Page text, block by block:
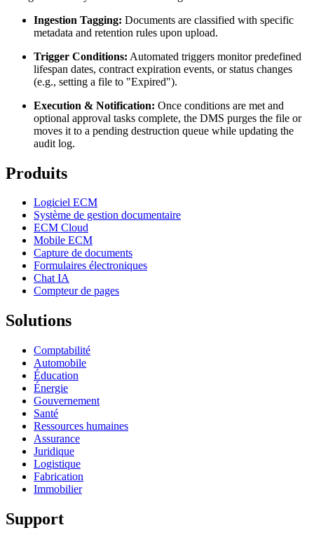
Ingestion Tagging: Documents are classified with specific
metadata and retention rules upon upload.
Trigger Conditions: Automated triggers monitor predefined
lifespan dates, contract expiration events, or status changes
(e.g., setting a file to "Expired").
Execution & Notification: Once conditions are met and
optional approval tasks complete, the DMS purges the file or
moves it to a pending destruction queue while updating the
audit log.
Produits
Logiciel ECM
Système de gestion documentaire
ECM Cloud
Mobile ECM
Capture de documents
Formulaires électroniques
Chat IA
Compteur de pages
Solutions
Comptabilité
Automobile
Éducation
Énergie
Gouvernement
Santé
Ressources humaines
Assurance
Juridique
Logistique
Fabrication
Immobilier
Support